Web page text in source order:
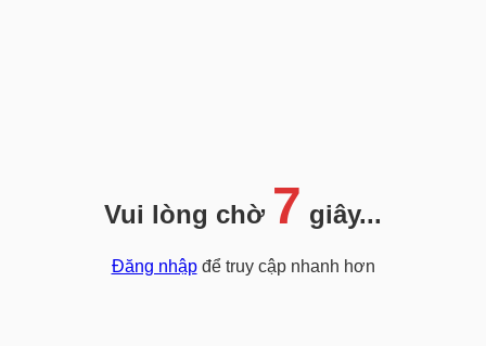
Vui lòng chờ 7 giây...
Đăng nhậpđể truy cập nhanh hơn